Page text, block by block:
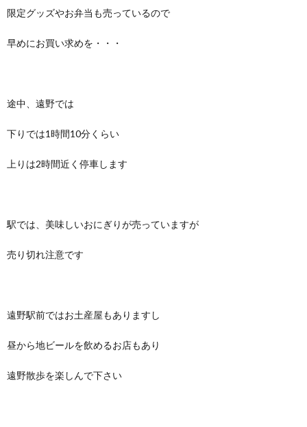
限定グッズやお弁当も売っているので
早めにお買い求めを・・・
途中、遠野では
下りでは1時間10分くらい
上りは2時間近く停車します
駅では、美味しいおにぎりが売っていますが
売り切れ注意です
遠野駅前ではお土産屋もありますし
昼から地ビールを飲めるお店もあり
遠野散歩を楽しんで下さい